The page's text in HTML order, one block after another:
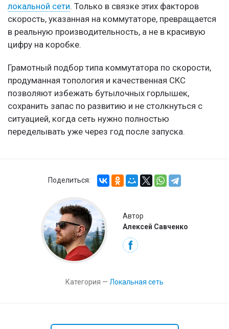
локальной сети. Только в связке этих факторов
скорость, указанная на коммутаторе, превращается
в реальную производительность, а не в красивую
цифру на коробке.
Грамотный подбор типа коммутатора по скорости,
продуманная топология и качественная СКС
позволяют избежать бутылочных горлышек,
сохранить запас по развитию и не столкнуться с
ситуацией, когда сеть нужно полностью
переделывать уже через год после запуска.
Поделиться:
Автор
Алексей Савченко
Категория — Локальная сеть